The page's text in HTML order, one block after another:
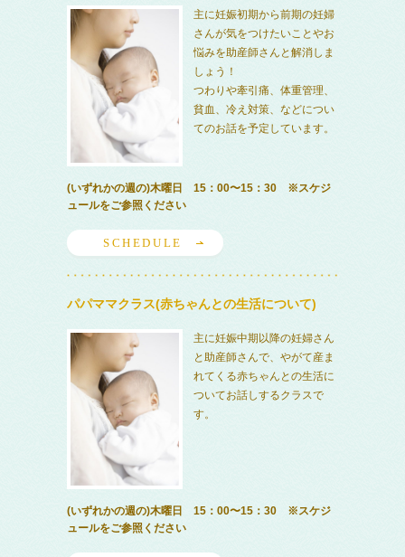
主に妊娠初期から前期の妊婦
さんが気をつけたいことやお
悩みを助産師さんと解消しま
しょう！
つわりや牽引痛、体重管理、
貧血、冷え対策、などについ
てのお話を予定しています。
(いずれかの週の)木曜日 15：00〜15：30 ※スケジ
ュールをご参照ください
SCHEDULE
パパママクラス(赤ちゃんとの生活について)
主に妊娠中期以降の妊婦さん
と助産師さんで、やがて産ま
れてくる赤ちゃんとの生活に
ついてお話しするクラスで
す。
(いずれかの週の)木曜日 15：00〜15：30 ※スケジ
ュールをご参照ください